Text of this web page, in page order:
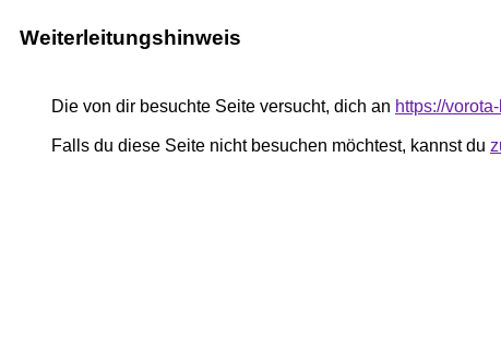
Weiterleitungshinweis
Die von dir besuchte Seite versucht, dich an https://
Falls du diese Seite nicht besuchen möchtest, kannst du